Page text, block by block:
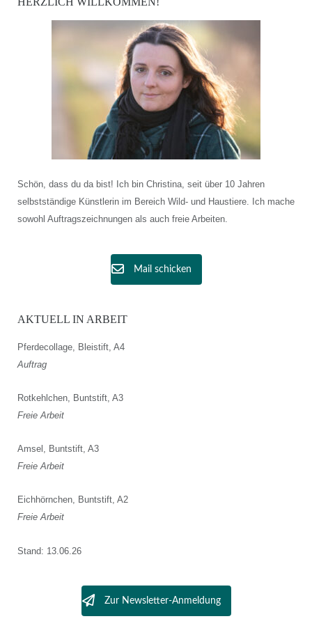
Schön, dass du da bist! Ich bin Christina, seit über 10 Jahren
selbstständige Künstlerin im Bereich Wild- und Haustiere. Ich mache
sowohl Auftragszeichnungen als auch freie Arbeiten.
Mail schicken
AKTUELL IN ARBEIT
Pferdecollage, Bleistift, A4
Auftrag
Rotkehlchen, Buntstift, A3
Freie Arbeit
Amsel, Buntstift, A3
Freie Arbeit
Eichhörnchen, Buntstift, A2
Freie Arbeit
Stand: 13.06.26
Zur Newsletter-Anmeldung